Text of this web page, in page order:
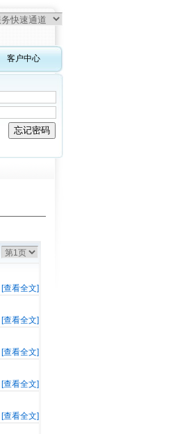
客户中心
[查看全文]
[查看全文]
[查看全文]
[查看全文]
[查看全文]